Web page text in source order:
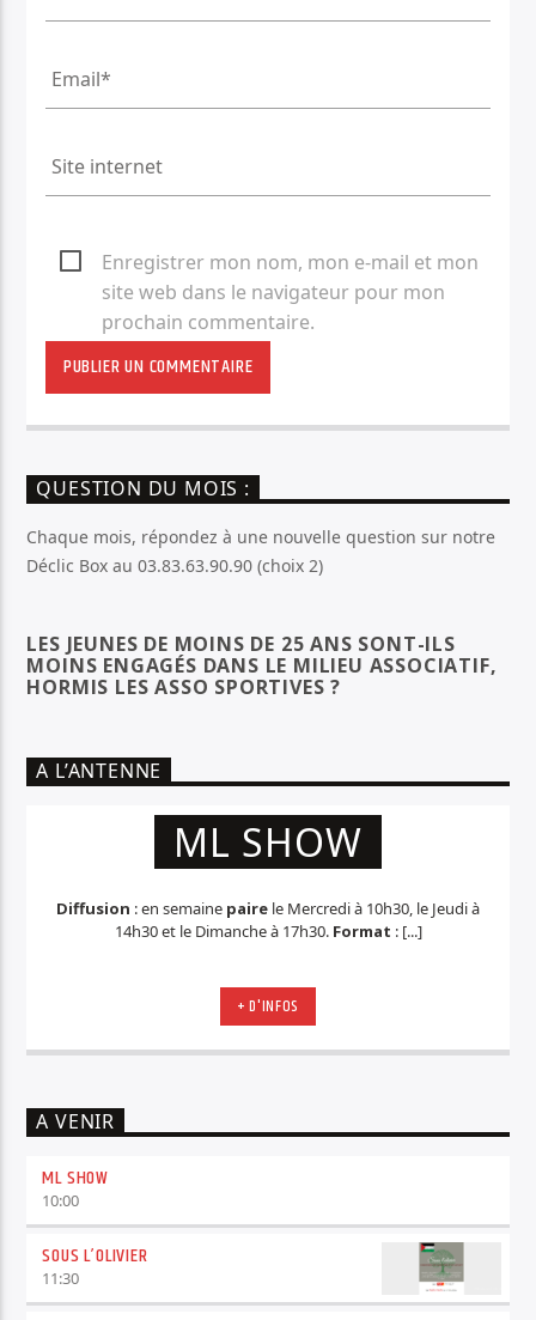
Enregistrer mon nom, mon e-mail et mon
site web dans le navigateur pour mon
prochain commentaire.
QUESTION DU MOIS :
Chaque mois, répondez à une nouvelle question sur notre
Déclic Box au 03.83.63.90.90 (choix 2)
LES JEUNES DE MOINS DE 25 ANS SONT-ILS
MOINS ENGAGÉS DANS LE MILIEU ASSOCIATIF,
HORMIS LES ASSO SPORTIVES ?
A L’ANTENNE
ML SHOW
Diffusion : en semaine paire le Mercredi à 10h30, le Jeudi à
14h30 et le Dimanche à 17h30. Format : [...]
+ D'INFOS
A VENIR
ML SHOW
10:00
SOUS L’OLIVIER
11:30